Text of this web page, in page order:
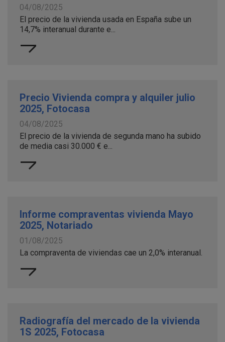
04/08/2025
El precio de la vivienda usada en España sube un
14,7% interanual durante e...
Precio Vivienda compra y alquiler julio
2025, Fotocasa
04/08/2025
El precio de la vivienda de segunda mano ha subido
de media casi 30.000 € e...
Informe compraventas vivienda Mayo
2025, Notariado
01/08/2025
La compraventa de viviendas cae un 2,0% interanual.
Radiografía del mercado de la vivienda
1S 2025, Fotocasa